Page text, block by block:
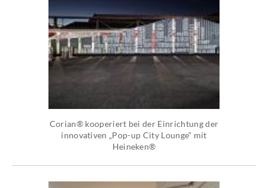
Corian® kooperiert bei der Einrichtung der
innovativen „Pop-up City Lounge“ mit
Heineken®